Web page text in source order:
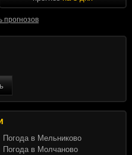
прогнозов
Погода в Мельниково
Погода в Молчаново